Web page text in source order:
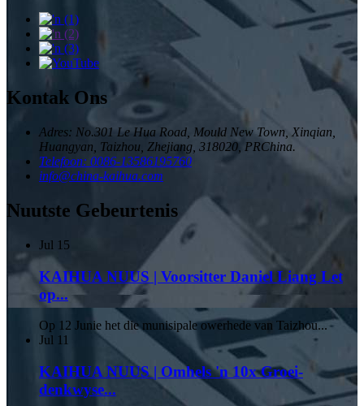
Kontak Ons
Adres: No.301 Le Hua Road, Mould New Town, Xinqian,
Huangyan, Taizhou, Zhejiang, 318020, PRChina.
Telefoon: 0086-13586195760
info@china-kaihua.com
Nuutste Gebeurtenis
Jul 15
KAIHUA NUUS | Voorsitter Daniel Liang Let
op...
Op 12 Junie het die munisipale owerhede van Taizhou...
Jul 11
KAIHUA NUUS | Omhels 'n 10x Groei-
denkwyse...